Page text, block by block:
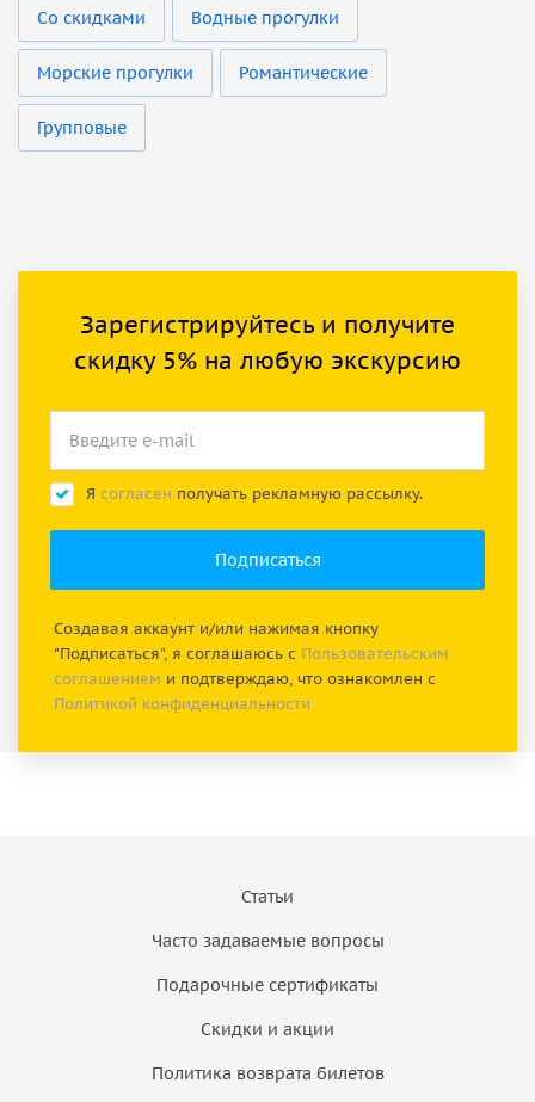
Со скидками Водные прогулки
Морские прогулки Романтические
Групповые
Зарегистрируйтесь и получите
скидку 5% на любую экскурсию
Я согласен получать рекламную рассылку.
Создавая аккаунт и/или нажимая кнопку
"Подписаться", я соглашаюсь с Пользовательским
соглашением и подтверждаю, что ознакомлен с
Политикой конфиденциальности
Статьи
Часто задаваемые вопросы
Подарочные сертификаты
Скидки и акции
Политика возврата билетов